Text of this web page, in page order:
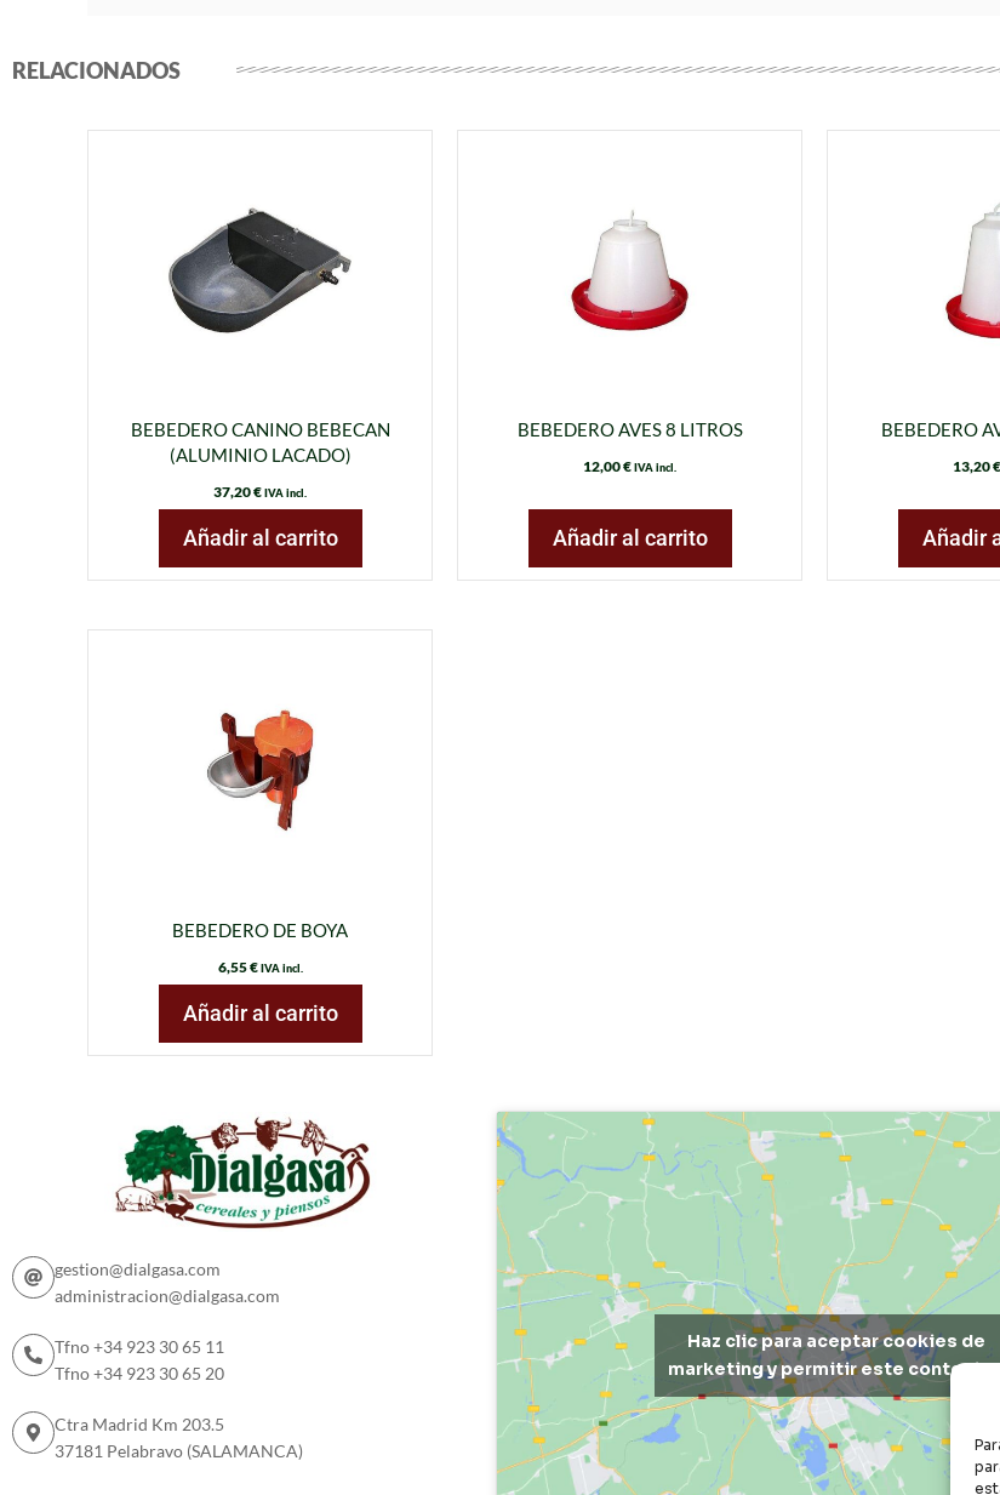
RELACIONADOS
BEBEDERO CANINO BEBECAN
(ALUMINIO LACADO)
37,20€IVA incl.
Añadir al carrito
BEBEDERO AVES 8 LITROS
12,00€IVA incl.
Añadir al carrito
BEBEDERO
13,20€
Añadir
BEBEDERO DE BOYA
6,55€ IVA incl.
Añadir al carrito
gestion@dialgasa.com
administracion@dialgasa.com
Tfno +34 923 30 65 11
Tfno +34 923 30 65 20
Ctra Madrid Km 203.5
37181 Pelabravo (SALAMANCA)
Haz clic para aceptar cookies de
marketing y permitir este